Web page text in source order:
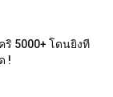
ริ 5000+ โดนยิงที
!